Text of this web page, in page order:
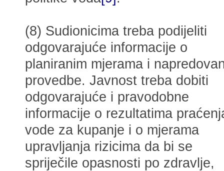
(8) Sudionicima treba podijeliti
odgovarajuće informacije o
planiranim mjerama i
provedbe. Javnost treba dobiti
odgovarajuće i pravodobne
informacije o rezultatima
vode za kupanje i o mjerama
upravljanja rizicima da bi se
spriječile opasnosti po zdravlje,